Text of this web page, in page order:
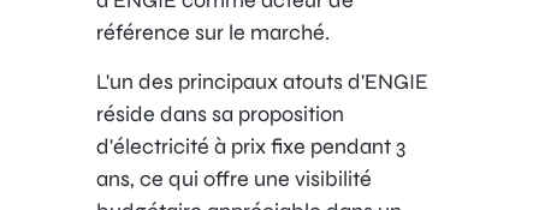
référence sur le marché.
L'un des principaux atouts d'ENGIE
réside dans sa proposition
d'électricité à prix fixe pendant 3
ans, ce qui offre une visibilité